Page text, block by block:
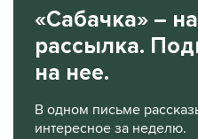
«Сабачка» –
рассылка.
на нее.
В одном письме
интересное за неделю.